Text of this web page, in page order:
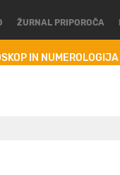
IN NUMEROLOGIJA
ŽURNAL PRIPOROČA